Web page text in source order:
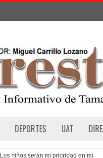
DEPORTES UAT
Los niños serán mi prioridad en mi